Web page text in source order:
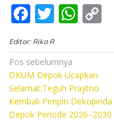
F
ac
e
b
o
o
T
w
itt
er
W
at
s
A
p
p
n
Editor: Rika R
Navigasi
pos
Pos sebelumnya
DKUM Depok Ucapkan
Selamat:Teguh Prajitno
Kembali Pimpin Dekopinda
Depok Periode 2026–2030